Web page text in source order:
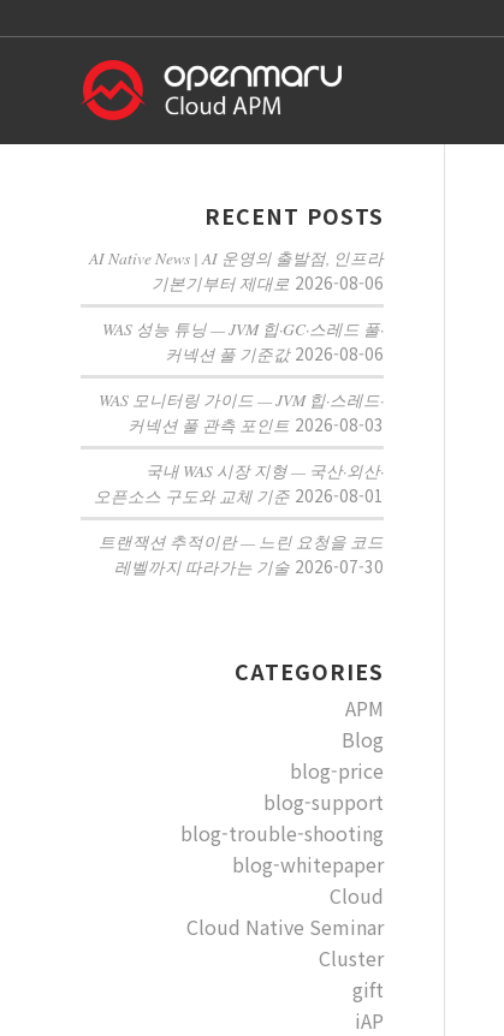
RECENT POSTS
AI Native News | AI 운영의 출발점, 인프라
기본기부터 제대로 2026-08-06
WAS 성능 튜닝 — JVM 힙·GC·스레드 풀·
커넥션 풀 기준값 2026-08-06
WAS 모니터링 가이드 — JVM 힙·스레드·
커넥션 풀 관측 포인트 2026-08-03
국내 WAS 시장 지형 — 국산·외산·
오픈소스 구도와 교체 기준 2026-08-01
트랜잭션 추적이란 — 느린 요청을 코드
레벨까지 따라가는 기술 2026-07-30
CATEGORIES
APM
Blog
blog-price
blog-support
blog-trouble-shooting
blog-whitepaper
Cloud
Cloud Native Seminar
Cluster
gift
iAP